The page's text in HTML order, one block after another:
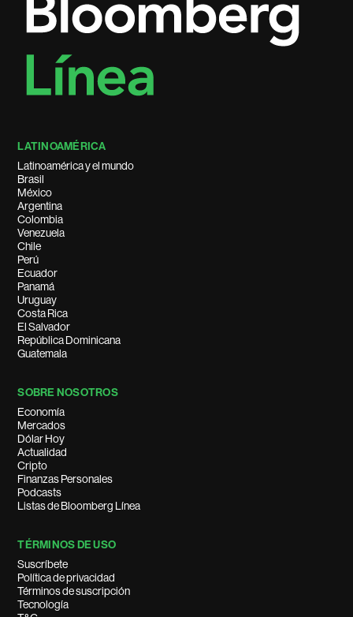
LATINOAMÉRICA
Latinoamérica y el mundo
Brasil
México
Argentina
Colombia
Venezuela
Chile
Perú
Ecuador
Panamá
Uruguay
Costa Rica
El Salvador
República Dominicana
Guatemala
SOBRE NOSOTROS
Economía
Mercados
Dólar Hoy
Actualidad
Cripto
Finanzas Personales
Podcasts
Listas de Bloomberg Línea
TÉRMINOS DE USO
Suscríbete
Política de privacidad
Términos de suscripción
Tecnología